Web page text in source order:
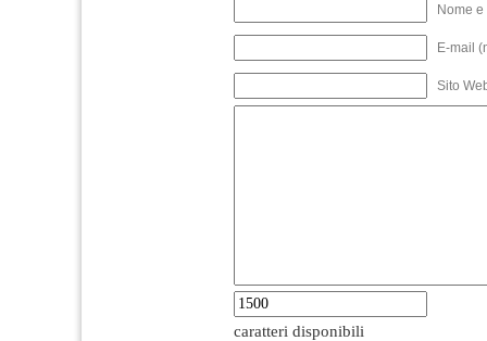
Nome
E-mail
Sito
caratteri disponibili